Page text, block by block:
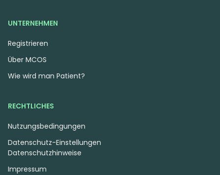
UNTERNEHMEN
Registrieren
Über MCOS
Wie wird man Patient?
RECHTLICHES
Nutzungsbedingungen
Datenschutzhinweise
Impressum
Datenschutz-Einstellungen